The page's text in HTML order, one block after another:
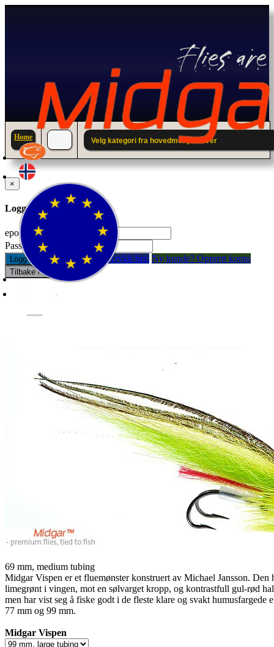
Home Velg kategori fra hovedmenyen over
×
Logg inn til din konto.
epostadresse:
Passord:
Logg inn Glemt passord? Trykk her. Ny kunde? Opprett konto
Tilbake / Lukk
69 mm, medium tubing
Midgar Vispen er et fluemønster konstruert av Michael Jansson.
limegrønt i vingen, mot en sølvarget kropp, og kontrastfull gul-rød
men har vist seg å fiske godt i de fleste klare og svakt
77 mm og 99 mm.
Midgar Vispen